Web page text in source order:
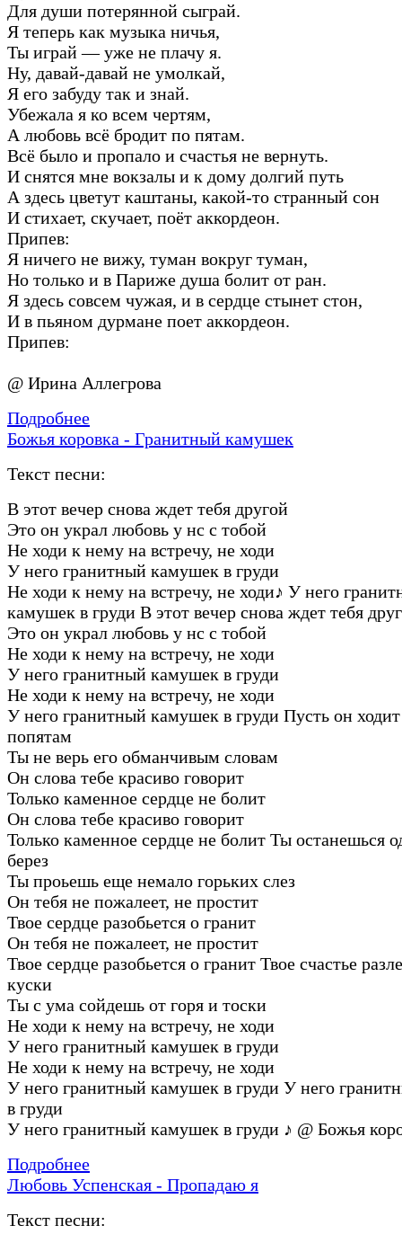
Для души потерянной сыграй.
Я теперь как музыка ничья,
Ты играй — уже не плачу я.
Ну, давай-давай не умолкай,
Я его забуду так и знай.
Убежала я ко всем чертям,
А любовь всё бродит по пятам.
Всё было и пропало и счастья не вернуть.
И снятся мне вокзалы и к дому долгий путь
А здесь цветут каштаны, какой-то странный сон
И стихает, скучает, поёт аккордеон.
Припев:
Я ничего не вижу, туман вокруг туман,
Но только и в Париже душа болит от ран.
Я здесь совсем чужая, и в сердце стынет стон,
И в пьяном дурмане поет аккордеон.
Припев:
@ Ирина Аллегрова
Подробнее
Божья коровка - Гранитный камушек
Текст песни:
В этот вечер снова ждет тебя другой
Это он украл любовь у нс с тобой
Не ходи к нему на встречу, не ходи
У него гранитный камушек в груди
Не ходи к нему на встречу, не ходи♪ У него
камушек в груди В этот вечер снова ждет тебя
Это он украл любовь у нс с тобой
Не ходи к нему на встречу, не ходи
У него гранитный камушек в груди
Не ходи к нему на встречу, не ходи
У него гранитный камушек в груди Пусть он
попятам
Ты не верь его обманчивым словам
Он слова тебе красиво говорит
Только каменное сердце не болит
Он слова тебе красиво говорит
Только каменное сердце не болит Ты останешься
берез
Ты проьешь еще немало горьких слез
Он тебя не пожалеет, не простит
Твое сердце разобьется о гранит
Он тебя не пожалеет, не простит
Твое сердце разобьется о гранит Твое счастье
куски
Ты с ума сойдешь от горя и тоски
Не ходи к нему на встречу, не ходи
У него гранитный камушек в груди
Не ходи к нему на встречу, не ходи
У него гранитный камушек в груди У него
в груди
У него гранитный камушек в груди ♪ @ Божья
Подробнее
Любовь Успенская - Пропадаю я
Текст песни: